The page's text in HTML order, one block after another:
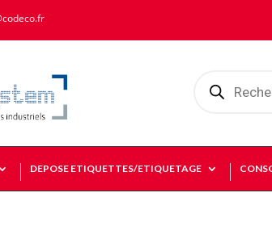
produits
DEPOSE ETIQUETTES/ETIQUETAGE